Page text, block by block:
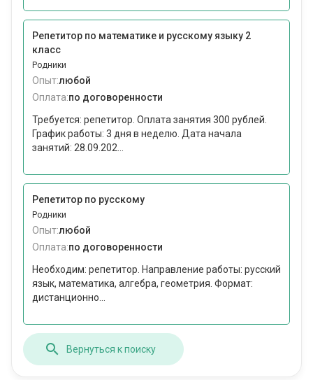
Репетитор по математике и русскому языку 2
класс
Родники
Опыт:любой
Оплата:по договоренности
Требуется: репетитор. Оплата занятия 300 рублей.
График работы: 3 дня в неделю. Дата начала
занятий: 28.09.202...
Репетитор по русскому
Родники
Опыт:любой
Оплата:по договоренности
Необходим: репетитор. Направление работы: русский
язык, математика, алгебра, геометрия. Формат:
дистанционно...
Вернуться к поиску